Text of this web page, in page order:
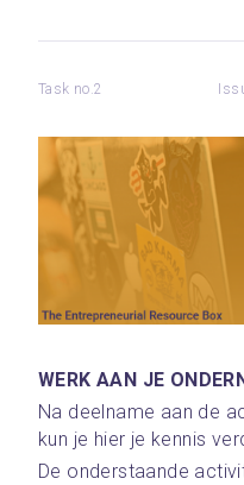
Task no.2
WERK AAN JE
Na deelname aan de
kun je hier je kennis
De onderstaande